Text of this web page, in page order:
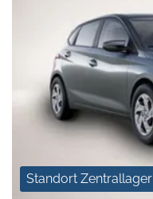
Standort Zentrallager